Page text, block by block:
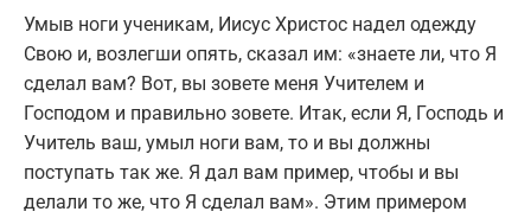
Умыв ноги ученикам, Иисус Христос надел одежду
Свою и, возлегши опять, сказал им: «знаете ли, что Я
сделал вам? Вот, вы зовете меня Учителем и
Господом и правильно зовете. Итак, если Я, Господь и
Учитель ваш, умыл ноги вам, то и вы должны
поступать так же. Я дал вам пример, чтобы и вы
делали то же, что Я сделал вам». Этим примером